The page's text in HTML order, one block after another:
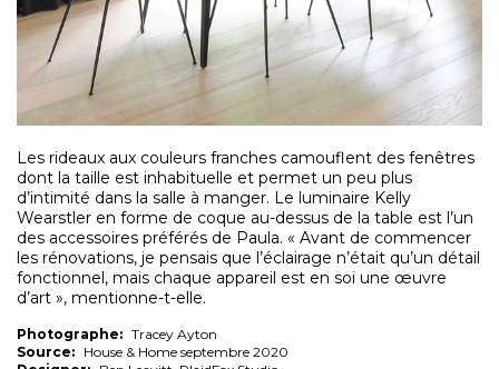
Les rideaux aux couleurs franches camouflent des fenêtres
dont la taille est inhabituelle et permet un peu plus
d’intimité dans la salle à manger. Le luminaire Kelly
Wearstler en forme de coque au-dessus de la table est l’un
des accessoires préférés de Paula. « Avant de commencer
les rénovations, je pensais que l’éclairage n’était qu’un détail
fonctionnel, mais chaque appareil est en soi une œuvre
d’art », mentionne-t-elle.
Photographe: Tracey Ayton
Source: House & Home septembre 2020